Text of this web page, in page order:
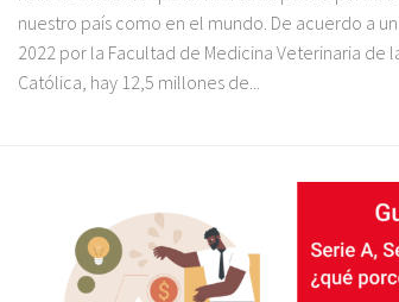
nuestro país como en el mundo. De acuerdo a
2022 por la Facultad de Medicina Veterinaria de
Católica, hay 12,5 millones de...